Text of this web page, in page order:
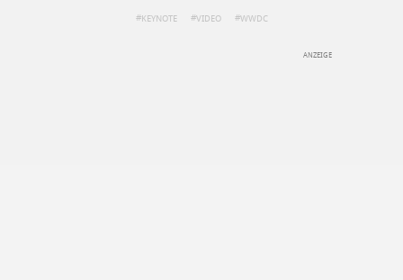
KEYNOTE VIDEO WWDC